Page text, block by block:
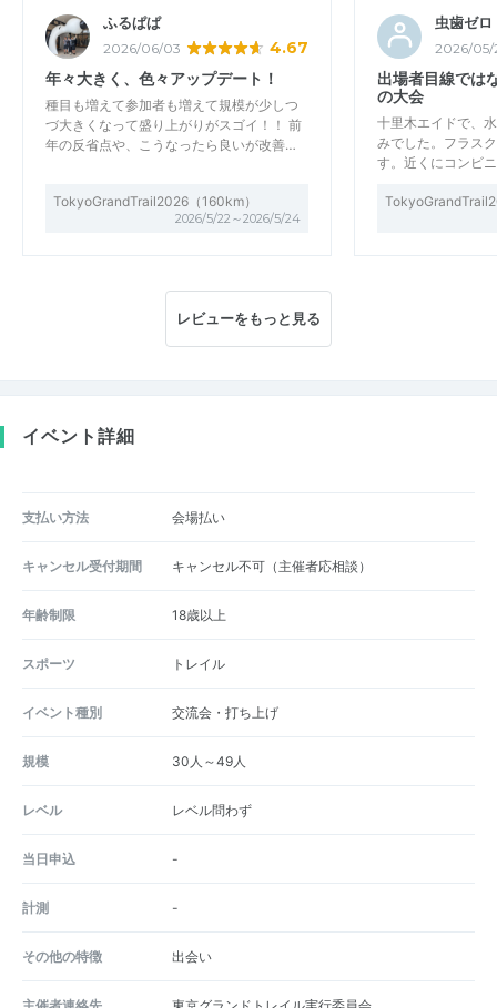
ふるぱぱ
2026/06/03 4.67
年々大きく、色々アップデート！
種目も増えて参加者も増えて規模が少しつ
づ大きくなって盛り上がりがスゴイ！！ 前
年の反省点や、こうなったら良いが改善…
TokyoGrandTrail2026（160km）
2026/5/22～2026/5/24
虫歯ゼロ
2026/05/
出場者目線では
の大会
十里木エイドで、
みでした。フラス
す。近くにコンビ
レビューをもっと見る
イベント詳細
支払い方法 会場払い
キャンセル受付期間 キャンセル不可（主催者応相談）
年齢制限 18歳以上
スポーツ トレイル
イベント種別 交流会・打ち上げ
規模 30人～49人
レベル レベル問わず
当日申込 -
計測 -
その他の特徴 出会い
主催者連絡先 東京グランドトレイル実行委員会